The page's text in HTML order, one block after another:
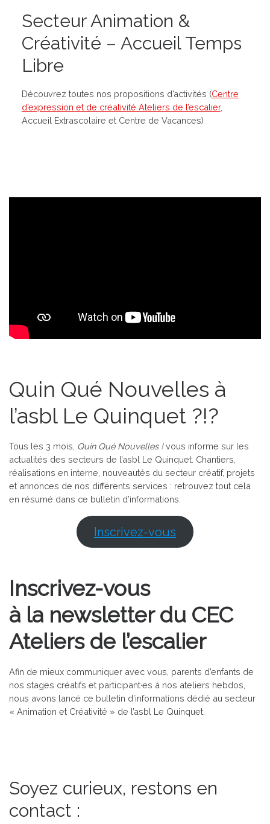
Secteur Animation &
Créativité – Accueil Temps
Libre
Découvrez toutes nos propositions d’activités (Centre
d’expression et de créativité Ateliers de l’escalier,
Accueil Extrascolaire et Centre de Vacances)
Quin Qué Nouvelles à
l’asbl Le Quinquet ?!?
Tous les 3 mois, Quin Qué Nouvelles !vous informe sur les
actualités des secteurs de l’asbl Le Quinquet. Chantiers,
réalisations en interne, nouveautés du secteur créatif, projets
et annonces de nos différents services : retrouvez tout cela
en résumé dans ce bulletin d’informations.
Inscrivez-vous
Inscrivez-vous
à la newsletter du CEC
Ateliers de l’escalier
Afin de mieux communiquer avec vous, parents d’enfants de
nos stages créatifs et participant·es à nos ateliers hebdos,
nous avons lancé ce bulletin d’informations dédié au secteur
« Animation et Créativité » de l’asbl Le Quinquet.
Soyez curieux, restons en
contact :